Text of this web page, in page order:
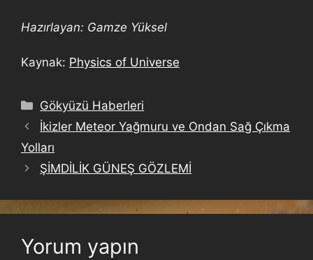
Hazırlayan: Gamze Yüksel
Kaynak: Physics of Universe
Gökyüzü Haberleri
İkizler Meteor Yağmuru ve Ondan Sağ Çıkma
Yolları
ŞİMDİLİK GÜNEŞ GÖZLEMİ
Yorum yapın